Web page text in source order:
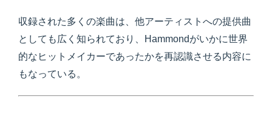
収録された多くの楽曲は、他アーティストへの提供曲
としても広く知られており、Hammondがいかに世界
的なヒットメイカーであったかを再認識させる内容に
もなっている。